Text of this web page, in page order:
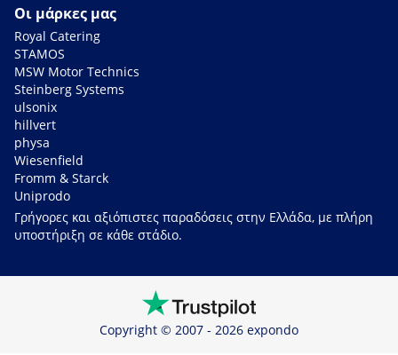
Οι μάρκες μας
Royal Catering
STAMOS
MSW Motor Technics
Steinberg Systems
ulsonix
hillvert
physa
Wiesenfield
Fromm & Starck
Uniprodo
Γρήγορες και αξιόπιστες παραδόσεις στην Ελλάδα, με πλήρη
υποστήριξη σε κάθε στάδιο.
Copyright © 2007 - 2026 expondo